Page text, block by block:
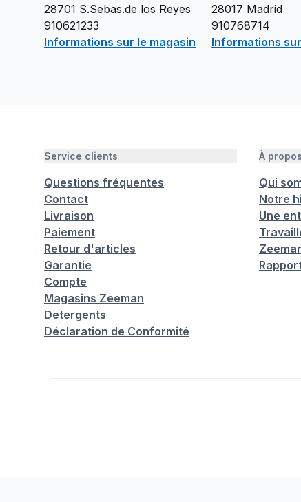
28701 S.Sebas.de los Reyes
910621233
Informations sur le magasin
28017 Madrid
910768714
Informations
Service clients
Questions fréquentes
Contact
Livraison
Paiement
Retour d'articles
Garantie
Compte
Magasins Zeeman
Detergents
Déclaration de Conformité
À
Qui
Notre
Une